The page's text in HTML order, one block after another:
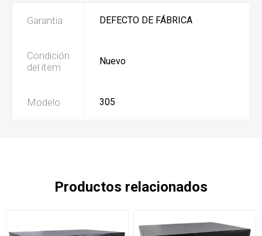
Garantia DEFECTO DE FÁBRICA
Condición
del ítem
Nuevo
Modelo 305
Productos relacionados